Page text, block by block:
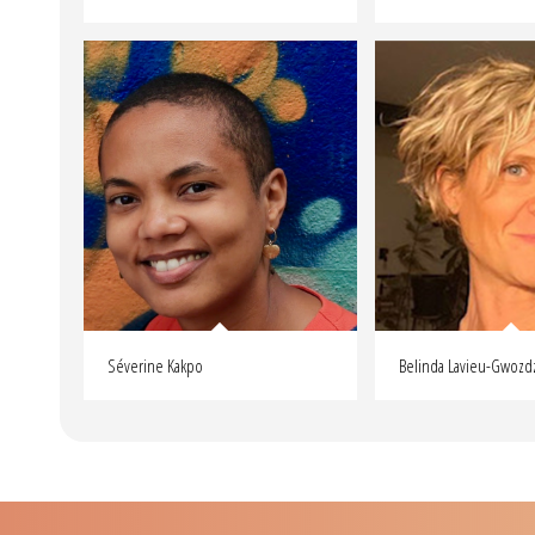
Séverine Kakpo Belinda Lavieu-